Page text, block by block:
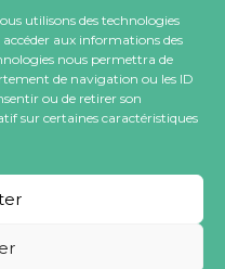
utilisons des technologies
aux informations des
nous permettra de
de navigation ou les ID
ou de retirer son
sur certaines caractéristiques